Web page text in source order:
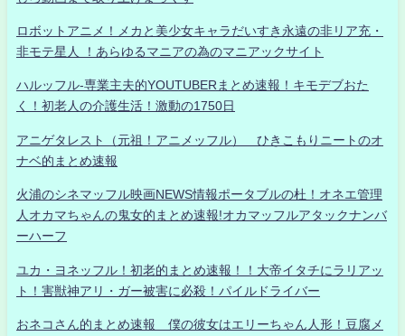
ロボットアニメ！メカと美少女キャラだいすき永遠の非リア充・
非モテ星人 ！あらゆるマニアの為のマニアックサイト
ハルッフル-専業主夫的YOUTUBERまとめ速報！キモデブおた
く！初老人の介護生活！激動の1750日
アニゲタレスト（元祖！アニメッフル） ひきこもりニートのオ
ナベ的まとめ速報
火浦のシネマッフル映画NEWS情報ポータブルの杜！オネエ管理
人オカマちゃんの鬼女的まとめ速報!オカマッフルアタックナンバ
ーハーフ
ユカ・ヨネッフル！初老的まとめ速報！！大帝イタチにラリアッ
ト！害獣神アリ・ガー被害に必殺！パイルドライバー
おネコさん的まとめ速報 僕の彼女はエリーちゃん人形！豆腐メ